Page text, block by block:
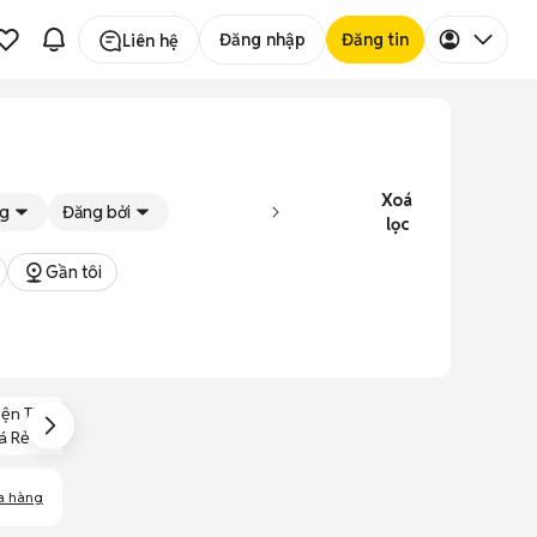
Liên hệ Đăng nhập Đăng tin
Đăng bởi
Xoá
lọc
Gần tôi
Thoại Nokia
Rẻ Dưới 1 Triệu
hàng